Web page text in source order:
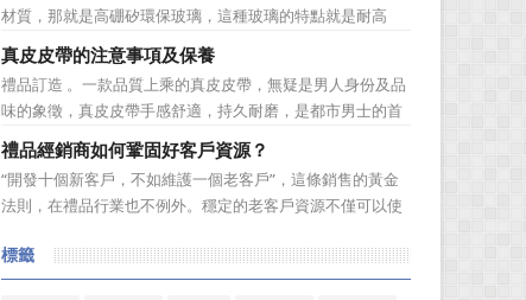
材質，那就是高硼矽環保玻璃，這種玻璃的特點就是耐高
溫，那麼這個耐高溫的溫度限製和準確的含義是什麼呢?禮品
紅的小編給大家總結如下。 耐熱玻璃【Heat-resistant
glass】是指含有耐熱性強的硼酸﹑矽酸成分,能夠...
真皮皮帶的注意事項及保養
禮品訂造 。一款品質上乘的真皮皮帶，無疑是男人身份及品
味的象徵，真皮皮帶手感舒適，持久耐磨，是都市男士的首
選。當你還在髮愁老爸生日禮物送什麼的時候，一款真皮皮
帶就是非常不錯的選擇。但是真皮皮帶如果疏於保養，也會
黯然失色，出現裂痕和破損的痕跡，今天小編就爲大家分享
真皮皮帶的注意事項...
禮品經銷商如何鞏固好客戶資源？
“開發十個新客戶，不如維護一個老客戶”，這條銷售的黃金
法則，在禮品行業也不例外。穩定的老客戶資源不僅可以使
方式。成功的經銷商是從保持並鞏固現有顧客的基礎上不斷
增加新顧客，這樣才能使銷售額越來越多，銷售業績越來越
標籤